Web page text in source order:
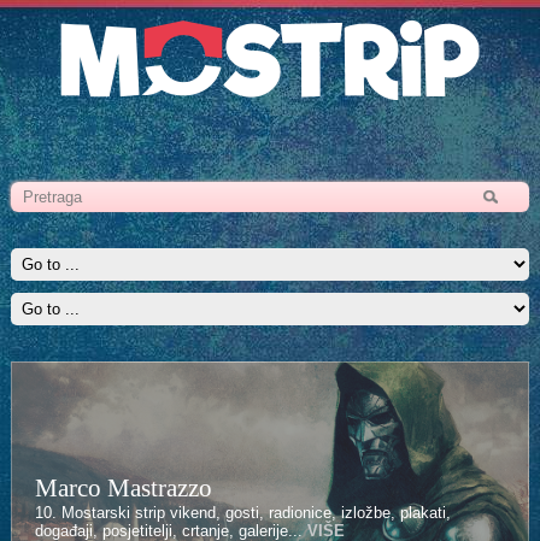
Marco Mastrazzo
10. Mostarski strip vikend, gosti, radionice, izložbe, plakati,
događaji, posjetitelji, crtanje, galerije...VIŠE